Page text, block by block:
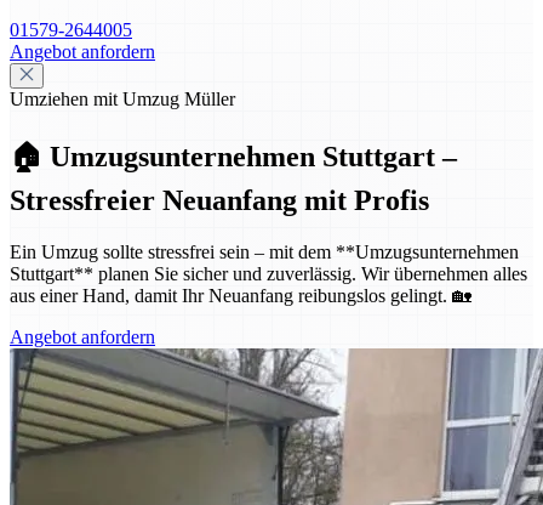
01579-2644005
Angebot anfordern
Umziehen mit Umzug Müller
🏠 Umzugsunternehmen Stuttgart –
Stressfreier Neuanfang mit Profis
Ein Umzug sollte stressfrei sein – mit dem **Umzugsunternehmen
Stuttgart** planen Sie sicher und zuverlässig. Wir übernehmen alles
aus einer Hand, damit Ihr Neuanfang reibungslos gelingt. 🏡
Angebot anfordern